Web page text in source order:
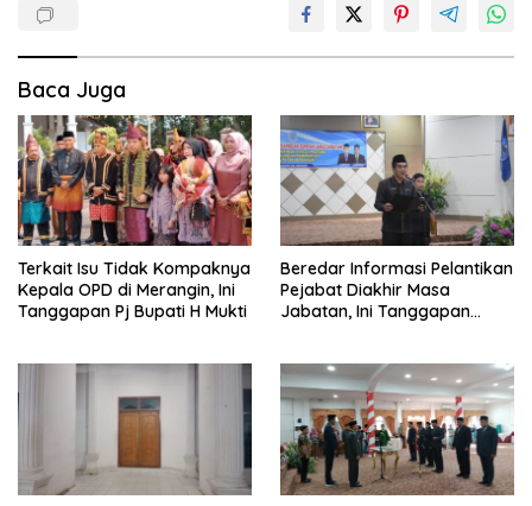
Baca Juga
Terkait Isu Tidak Kompaknya
Kepala OPD di Merangin, Ini
Tanggapan Pj Bupati H Mukti
Beredar Informasi Pelantikan
Pejabat Diakhir Masa
Jabatan, Ini Tanggapan